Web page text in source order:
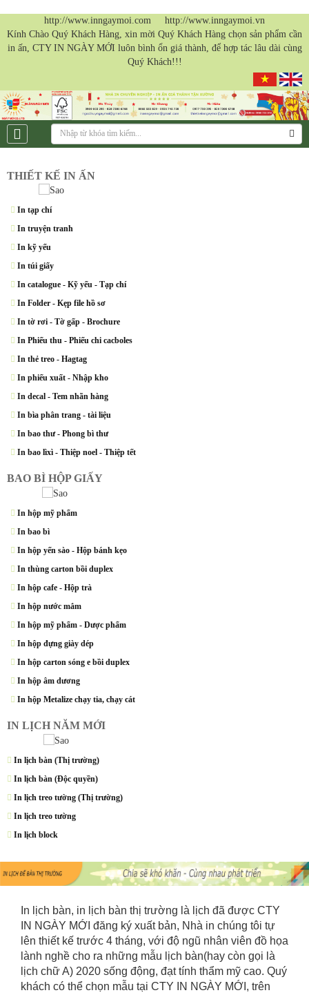
http://www.inngaymoi.com http://www.inngaymoi.vn
Kính Chào Quý Khách Hàng, xin mời Quý Khách Hàng chọn sản phẩm cần
in ấn, CTY IN NGÀY MỚI luôn bình ổn giá thành, để hợp tác lâu dài cùng
Quý Khách!!!
THIẾT KẾ IN ẤN
In tạp chí
In truyện tranh
In kỹ yếu
In túi giấy
In catalogue - Kỹ yếu - Tạp chí
In Folder - Kẹp file hồ sơ
In tờ rơi - Tờ gấp - Brochure
In Phiếu thu - Phiếu chi cacboles
In thẻ treo - Hagtag
In phiếu xuất - Nhập kho
In decal - Tem nhãn hàng
In bìa phân trang - tài liệu
In bao thư - Phong bì thư
In bao lìxì - Thiệp noel - Thiệp tết
BAO BÌ HỘP GIẤY
In hộp mỹ phẩm
In bao bì
In hộp yến sào - Hộp bánh kẹo
In thùng carton bồi duplex
In hộp cafe - Hộp trà
In hộp nước mắm
In hộp mỹ phẩm - Dược phẩm
In hộp đựng giày dép
In hộp carton sóng e bồi duplex
In hộp âm dương
In hộp Metalize chạy tia, chạy cát
IN LỊCH NĂM MỚI
In lịch bàn (Thị trường)
In lịch bàn (Độc quyền)
In lịch treo tường (Thị trường)
In lịch treo tường
In lịch block
In lịch bàn, in lịch bàn thị trường là lịch đã được CTY
IN NGÀY MỚI đăng ký xuất bản, Nhà in chúng tôi tự
lên thiết kế trước 4 tháng, với độ ngũ nhân viên đồ họa
lành nghề cho ra những mẫu l ịch bàn(hay còn gọi là
lịch chữ A) 2020 sống động, đạt tính thẩm mỹ cao. Quý
khách có thể chọn mẫu tại CTY IN NGÀY MỚI, trên